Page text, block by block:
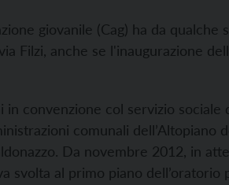
giovanile (Cag) ha da qualche
Filzi, anche se l'inaugurazione
convenzione col servizio sociale
comunali dell’Altopiano
Da novembre 2012, in
svolta al primo piano dell’oratorio